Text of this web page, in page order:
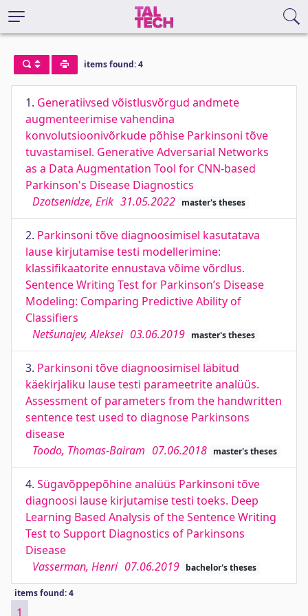
items found: 4
1. Generatiivsed võistlusvõrgud andmete
augmenteerimise vahendina
konvolutsioonivõrkude põhise Parkinsoni tõve
tuvastamisel. Generative Adversarial Networks
as a Data Augmentation Tool for CNN-based
Parkinson's Disease Diagnostics
Dzotsenidze, Erik 31.05.2022 master's theses
2. Parkinsoni tõve diagnoosimisel kasutatava
lause kirjutamise testi modellerimine:
klassifikaatorite ennustava võime võrdlus.
Sentence Writing Test for Parkinson’s Disease
Modeling: Comparing Predictive Ability of
Classifiers
Netšunajev, Aleksei 03.06.2019 master's theses
3. Parkinsoni tõve diagnoosimisel läbitud
käekirjaliku lause testi parameetrite analüüs.
Assessment of parameters from the handwritten
sentence test used to diagnose Parkinsons
disease
Toodo, Thomas-Bairam 07.06.2018 master's theses
4. Sügavõppepõhine analüüs Parkinsoni tõve
diagnoosi lause kirjutamise testi toeks. Deep
Learning Based Analysis of the Sentence Writing
Test to Support Diagnostics of Parkinsons
Disease
Vasserman, Henri 07.06.2019 bachelor's theses
items found: 4
1